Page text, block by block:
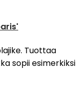
Tuottaa
sopii esimerkiksi